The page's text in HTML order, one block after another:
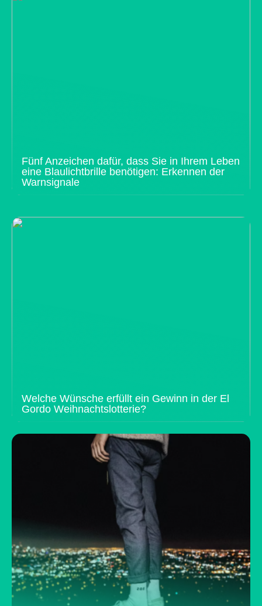
Fünf Anzeichen dafür, dass Sie in Ihrem Leben
eine Blaulichtbrille benötigen: Erkennen der
Warnsignale
Welche Wünsche erfüllt ein Gewinn in der El
Gordo Weihnachtslotterie?